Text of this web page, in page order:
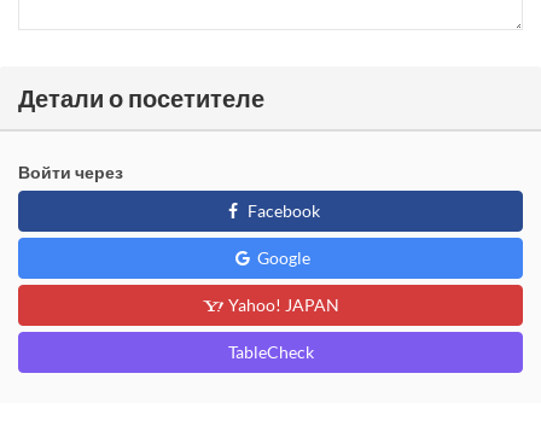
Детали о посетителе
Войти через
Facebook
Google
Yahoo! JAPAN
TableCheck